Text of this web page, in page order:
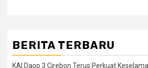
BERITA TERBARU
KAI Daop 3 Cirebon Terus Perkuat